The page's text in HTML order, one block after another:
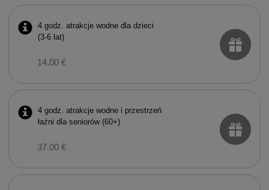
4 godz. atrakcje wodne dla dzieci
(3-6 lat)
14.00 €
4 godz. atrakcje wodne i przestrzeń
łaźni dla seniorów (60+)
37.00 €